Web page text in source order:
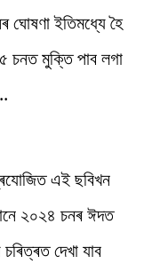
ঘোষণা ইতিমধ্যে হৈ
মুক্তি পাব লগা
এই ছবিখন
২০২৪ চনৰ ঈদত
দেখা যাব